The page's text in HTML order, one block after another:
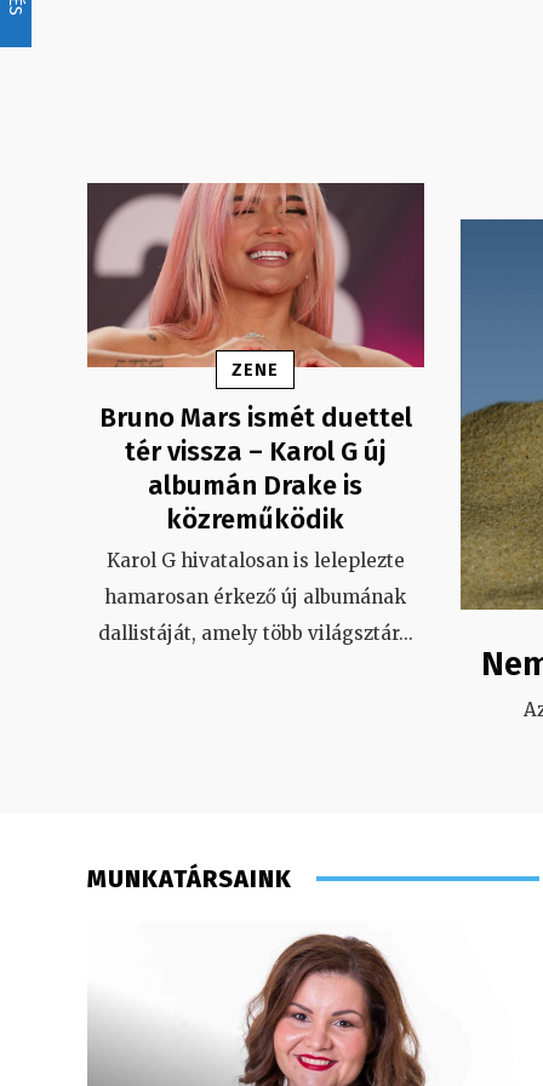
ZENE
Bruno Mars ismét duettel
tér vissza – Karol G új
albumán Drake is
közreműködik
Karol G hivatalosan is leleplezte
hamarosan érkező új albumának
dallistáját, amely több világsztár...
MUNKATÁRSAINK